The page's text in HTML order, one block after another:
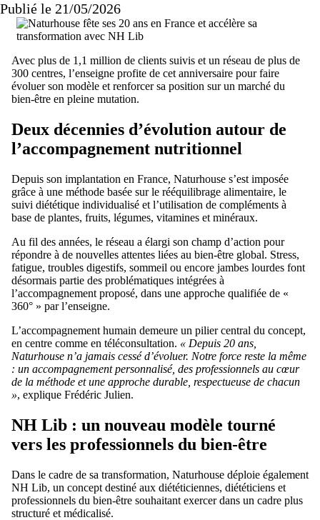
Publié le 21/05/2026
Avec plus de 1,1 million de clients suivis et un réseau de plus de
300 centres, l’enseigne profite de cet anniversaire pour faire
évoluer son modèle et renforcer sa position sur un marché du
bien-être en pleine mutation.
Deux décennies d’évolution autour de
l’accompagnement nutritionnel
Depuis son implantation en France, Naturhouse s’est imposée
grâce à une méthode basée sur le rééquilibrage alimentaire, le
suivi diététique individualisé et l’utilisation de compléments à
base de plantes, fruits, légumes, vitamines et minéraux.
Au fil des années, le réseau a élargi son champ d’action pour
répondre à de nouvelles attentes liées au bien-être global. Stress,
fatigue, troubles digestifs, sommeil ou encore jambes lourdes font
désormais partie des problématiques intégrées à
l’accompagnement proposé, dans une approche qualifiée de «
360° » par l’enseigne.
L’accompagnement humain demeure un pilier central du concept,
en centre comme en téléconsultation. « Depuis 20 ans,
Naturhouse n’a jamais cessé d’évoluer. Notre force reste la même
: un accompagnement personnalisé, des professionnels au cœur
de la méthode et une approche durable, respectueuse de chacun
», explique Frédéric Julien.
NH Lib : un nouveau modèle tourné
vers les professionnels du bien-être
Dans le cadre de sa transformation, Naturhouse déploie également
NH Lib, un concept destiné aux diététiciennes, diététiciens et
professionnels du bien-être souhaitant exercer dans un cadre plus
structuré et médicalisé.